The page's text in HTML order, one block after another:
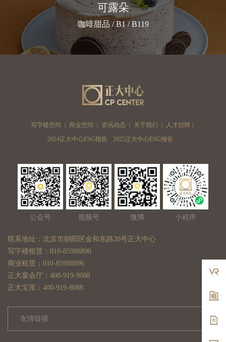
可露朵
咖啡甜品 / B1 / B119
写字楼空间 商业空间 资讯动态 关于我们 人才招聘
2024正大中心ESG报告
2025正大中心ESG报告
公众号 视频号 微博 小程序
联系地址：北京市朝阳区金和东路20号正大中心
写字楼租赁：010-85988890
商业租赁：010-85988896
正大宴会厅：400-919-9088
正大宝库：400-919-8088
友情链接